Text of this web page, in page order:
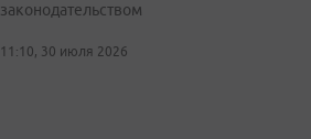
законодательством
11:10, 30 июля 2026